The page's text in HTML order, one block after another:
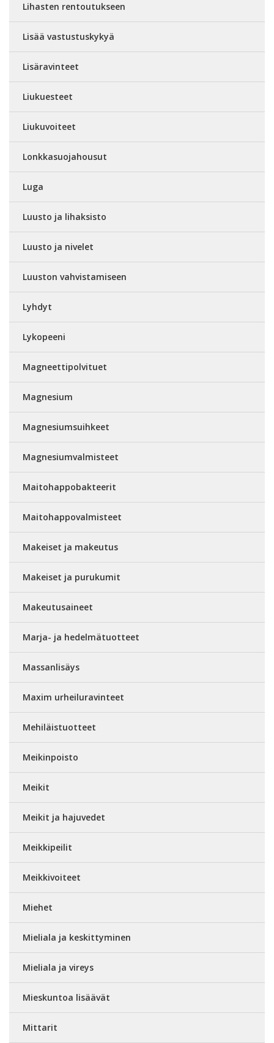
Lihasten rentoutukseen
Lisää vastustuskykyä
Lisäravinteet
Liukuesteet
Liukuvoiteet
Lonkkasuojahousut
Luga
Luusto ja lihaksisto
Luusto ja nivelet
Luuston vahvistamiseen
Lyhdyt
Lykopeeni
Magneettipolvituet
Magnesium
Magnesiumsuihkeet
Magnesiumvalmisteet
Maitohappobakteerit
Maitohappovalmisteet
Makeiset ja makeutus
Makeiset ja purukumit
Makeutusaineet
Marja- ja hedelmätuotteet
Massanlisäys
Maxim urheiluravinteet
Mehiläistuotteet
Meikinpoisto
Meikit
Meikit ja hajuvedet
Meikkipeilit
Meikkivoiteet
Miehet
Mieliala ja keskittyminen
Mieliala ja vireys
Mieskuntoa lisäävät
Mittarit